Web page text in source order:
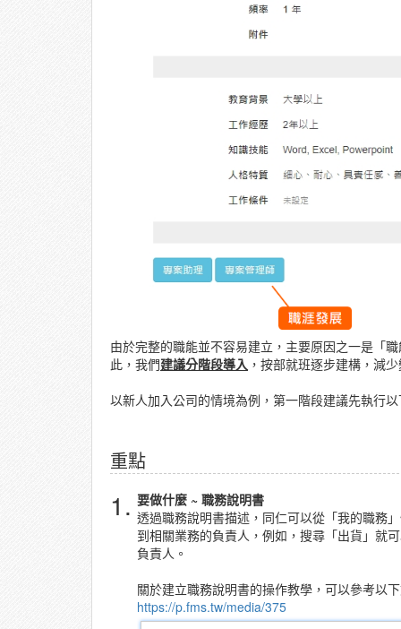
由於完整的職能並不容易建立，主要原因之一是「
此，我們建議分階段導入 ，按部就班逐步建構，減
以新人加入公司的情境為例，第一階段建議先執行
重點
1. 要做什麼 ~ 職務說明書
透過職務說明書描述，同仁可以從「我的職務
到相關業務的負責人，例如，搜尋「出貨」就
負責人。
關於建立職務說明書的操作教學，可以參考以
https://p.fms.tw/media/375